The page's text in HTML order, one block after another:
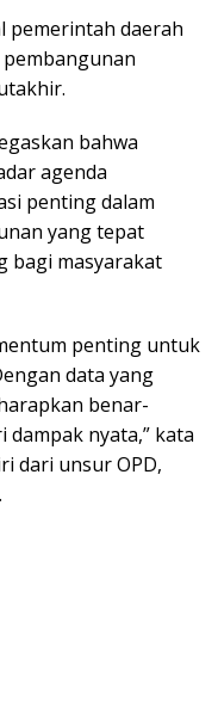
pemerintah daerah
bahwa
agenda
penting dalam
yang tepat
bagi masyarakat
penting untuk
data yang
benar-
nyata,” kata
dari unsur OPD,